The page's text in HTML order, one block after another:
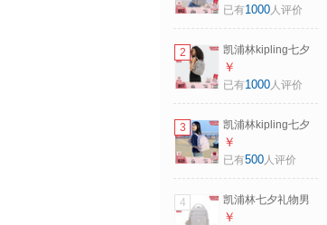
轻便出游首尔包双
已有1000人评价
2
凯浦林kipling七夕
礼物男女款大容量
轻便出游首尔包双
￥
已有1000人评价
3
凯浦林kipling七夕
情人节礼物男女款
大容量轻便双肩背
￥
已有500人评价
4
凯浦林七夕礼物男
女款通勤简约轻便
￥